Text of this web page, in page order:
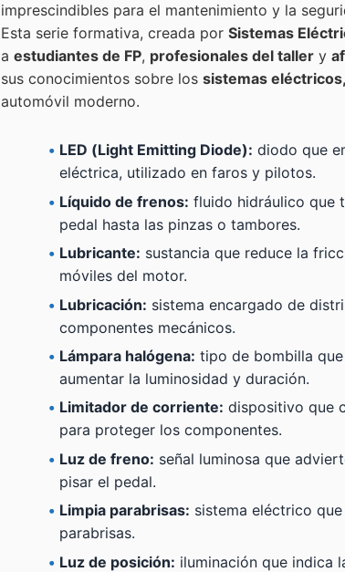
imprescindibles para el mantenimiento y la
Esta serie formativa, creada por Sistemas
a estudiantes de FP, profesionales del tallery
sus conocimientos sobre los sistemas
automóvil moderno.
LED (Light Emitting Diode): diodo que
eléctrica, utilizado en faros y pilotos.
Líquido de frenos: fluido hidráulico que
pedal hasta las pinzas o tambores.
Lubricante: sustancia que reduce la
móviles del motor.
Lubricación: sistema encargado de
componentes mecánicos.
Lámpara halógena: tipo de bombilla
aumentar la luminosidad y duración.
Limitador de corriente: dispositivo que
para proteger los componentes.
Luz de freno: señal luminosa que
pisar el pedal.
Limpia parabrisas: sistema eléctrico
parabrisas.
Luz de posición: iluminación que indica